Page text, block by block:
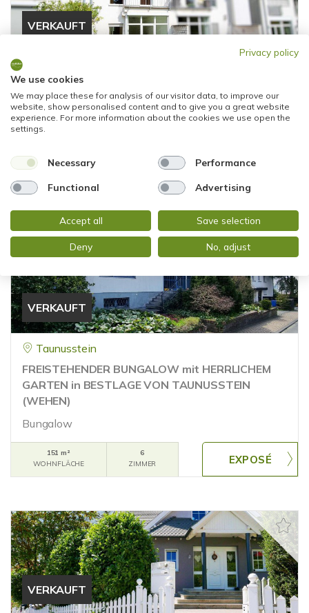
VERKAUFT
BIETERVERFAHREN! Großzügiges
Reihenmittelhaus mit Sonnenterrasse, Garten,
Keller u. Garage
WOHNFLÄCHE
VERKAUFT
Taunusstein
FREISTEHENDER BUNGALOW mit HERRLICHEM
GARTEN in BESTLAGE VON TAUNUSSTEIN
(WEHEN)
Bungalow
151 m²
WOHNFLÄCHE
6
ZIMMER
VERKAUFT
Privacy policy
We use cookies
We may place these for analysis of our visitor data, to improve our
website, show personalised content and to give you a great website
experience. For more information about the cookies we use open the
settings.
Necessary Performance
Functional Advertising
Accept all Save selection
Deny No, adjust